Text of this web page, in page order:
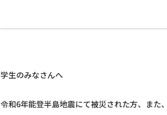
学生のみなさんへ
令和6年能登半島地震にて被災された方、また